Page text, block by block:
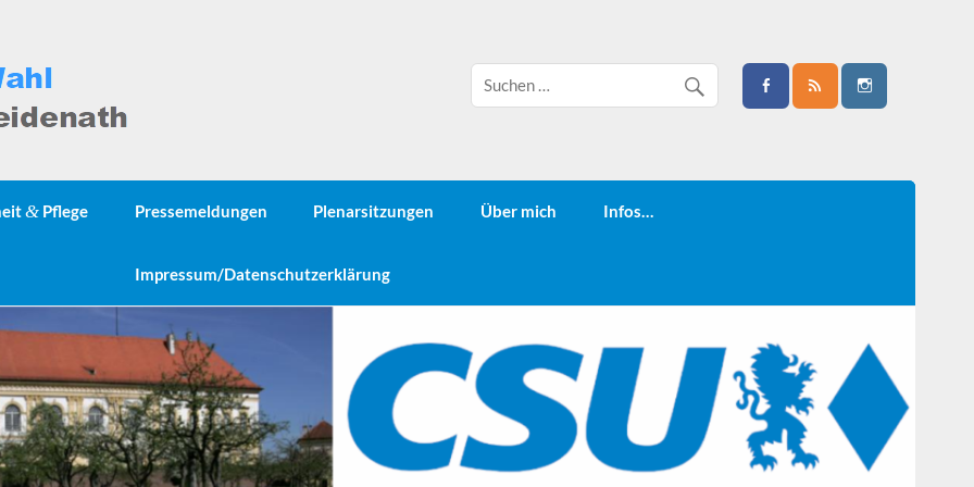
& Pflege Pressemeldungen Plenarsitzungen Über mich Infos…
Impressum/Datenschutzerklärung